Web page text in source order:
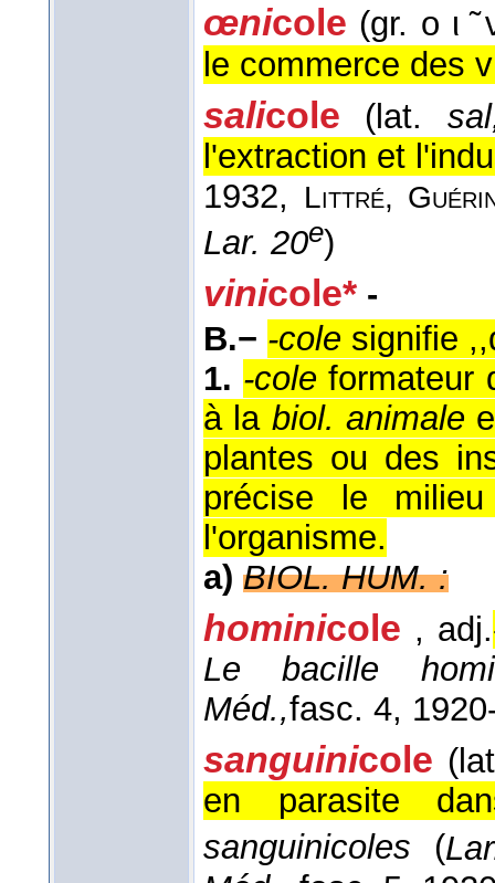
œnicole (gr. ο ι
le commerce des
salicole (lat.
l'extraction et
1932,
Littré,
Lar. 20e)
vinicole* -
B.− -cole signifie
1. -cole formateur
à la biol. animale
plantes ou des
précise le
l'organisme.
a) BIOL. HUM. :
hominicole , adj.
Le bacille
Méd.,fasc. 4,
sanguinicole
en parasite
sanguinicoles (